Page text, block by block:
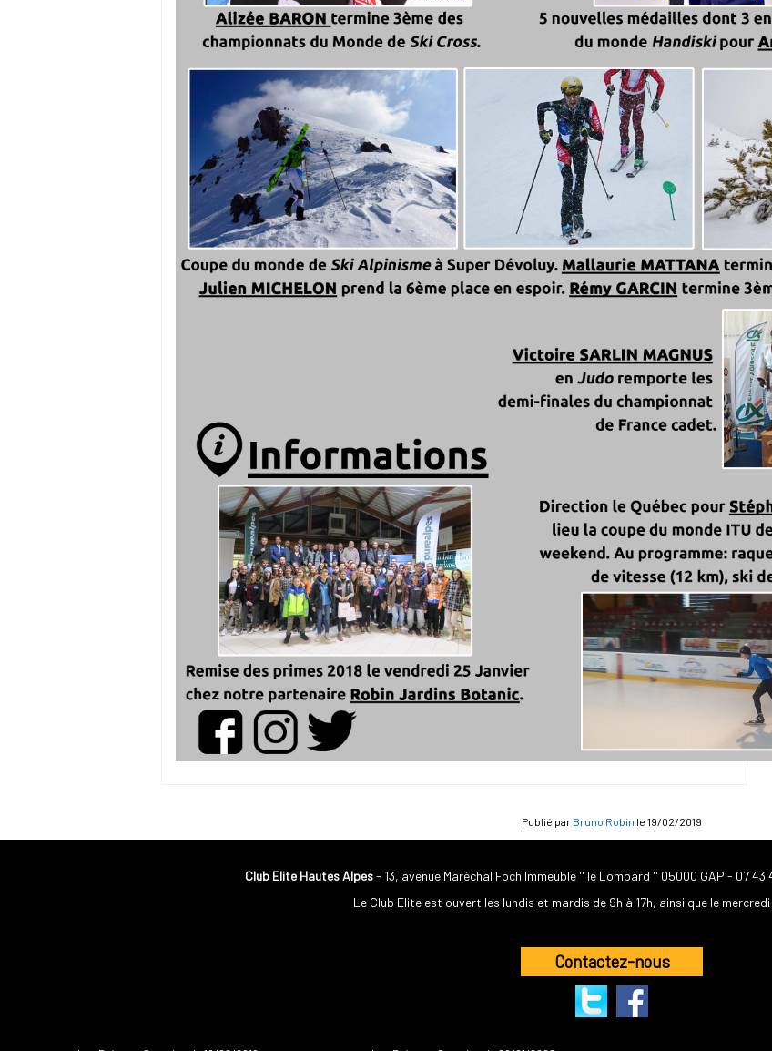
Publié par Bruno Robin le 19/02/2019
Club Elite Hautes Alpes- 13, avenue Maréchal Foch Immeuble '' le Lombard '' 05000 GAP - 07 43
Le Club Elite est ouvert les lundis et mardis de 9h à 17h, ainsi que le mercredi
Contactez-nous